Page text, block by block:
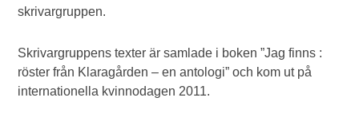
skrivargruppen.
Skrivargruppens texter är samlade i boken ”Jag finns :
röster från Klaragården – en antologi” och kom ut på
internationella kvinnodagen 2011.